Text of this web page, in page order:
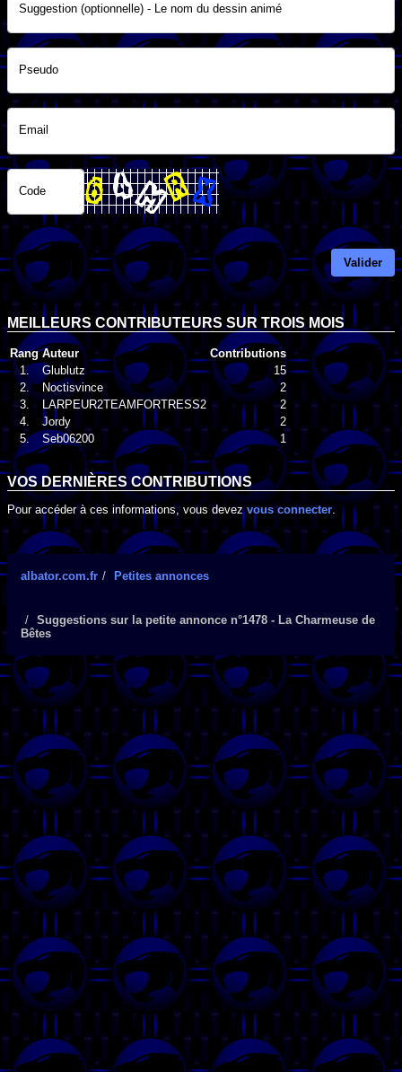
Suggestion (optionnelle) - Le nom du dessin animé
Pseudo
Email
Code
Valider
MEILLEURS CONTRIBUTEURS SUR TROIS MOIS
Rang Auteur
Contributions
1.
Glublutz
15
2.
Noctisvince
2
3.
LARPEUR2TEAMFORTRESS2
2
4.
Jordy
2
5.
Seb06200 1
VOS DERNIÈRES CONTRIBUTIONS
Pour accéder à ces informations, vous devezvous connecter.
albator.com.fr Petites annonces
Suggestions sur la petite annonce n°1478 - La Charmeuse de
Bêtes